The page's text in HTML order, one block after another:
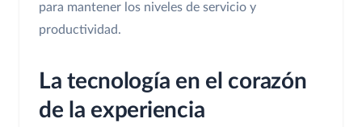
para mantener los niveles de servicio y
productividad.
La tecnología en el corazón
de la experiencia